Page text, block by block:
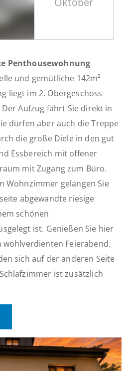
Penthousewohnung
und gemütliche 142m²
liegt im 2. Obergeschoss
Aufzug fährt Sie direkt in
dürfen aber auch die Treppe
die große Diele in den gut
Essbereich mit offener
mit Zugang zum Büro.
Wohnzimmer gelangen Sie
abgewandte riesige
schönen
ist. Genießen Sie hier
wohlverdienten Feierabend.
sich auf der anderen Seite
ist zusätzlich